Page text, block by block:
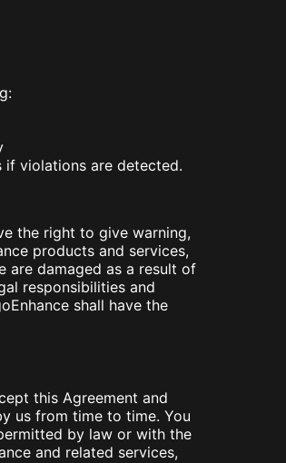
if violations are detected.
the right to give warning,
products and services,
are damaged as a result of
responsibilities and
shall have the
this Agreement and
us from time to time. You
by law or with the
and related services,